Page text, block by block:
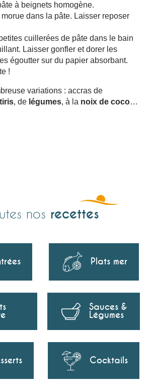
à beignets homogène.
morue dans la pâte. Laisser reposer
cuillerées de pâte dans le bain
Laisser gonfler et dorer les
égoutter sur du papier absorbant.
!
variations : accras de
, de légumes, à la noix de coco…
nos recettes
Plats mer
Sauces &
Légumes
Cocktails